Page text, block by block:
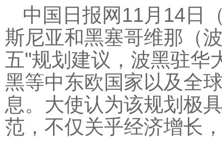
中国日报网11月14日
斯尼亚和黑塞哥维那（
五"规划建议，波黑驻华
黑等中东欧国家以及全
息。大使认为该规划极
范，不仅关乎经济增长